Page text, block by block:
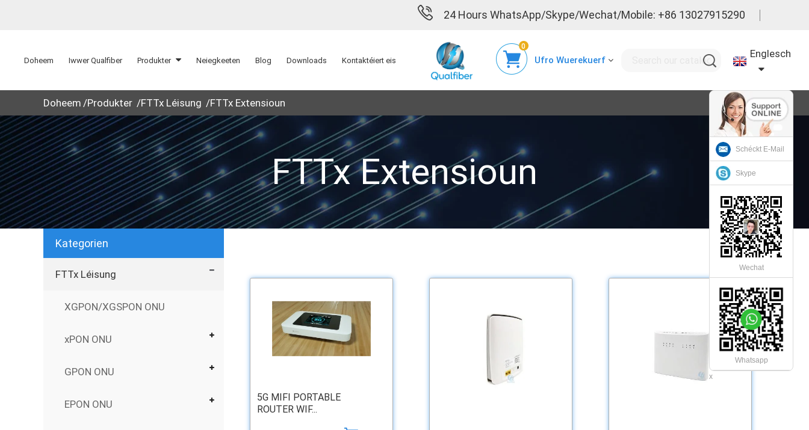
24 Hours WhatsApp/Skype/Wechat/Mobile: +86 13027915290
Doheem Iwwer Qualfiber Produkter Neiegkeeten Blog Downloads Kontaktéiert eis Ufro Wuerekuerf
0
Englesch
Doheem Produkter FTTx Léisung FTTx Extensioun
FTTx Extensioun
Kategorien
FTTx Léisung
XGPON/XGSPON ONU
xPON ONU
GPON ONU
EPON ONU
5G MIFI PORTABLE
ROUTER WIF...
Schéckt E-Mail
Skype
Wechat
Whatsapp
x